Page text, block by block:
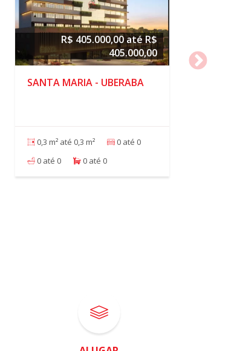
R$ 405.000,00 até R$
405.000,00
SANTA MARIA - UBERABA
0,3 m² até 0,3 m²
0 até 0
0 até 0
0 até 0